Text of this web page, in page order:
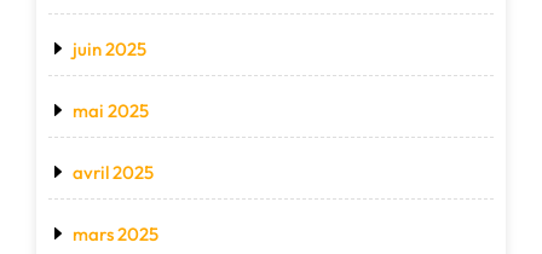
juin 2025
mai 2025
avril 2025
mars 2025